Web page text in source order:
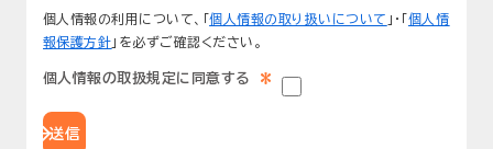
個人情報の利用について、 「個人情報の取り扱いについて 」・「 個人情
報保護方針 」 を必ずご確認ください。
*
個人情報の取扱規定に同意する
送信